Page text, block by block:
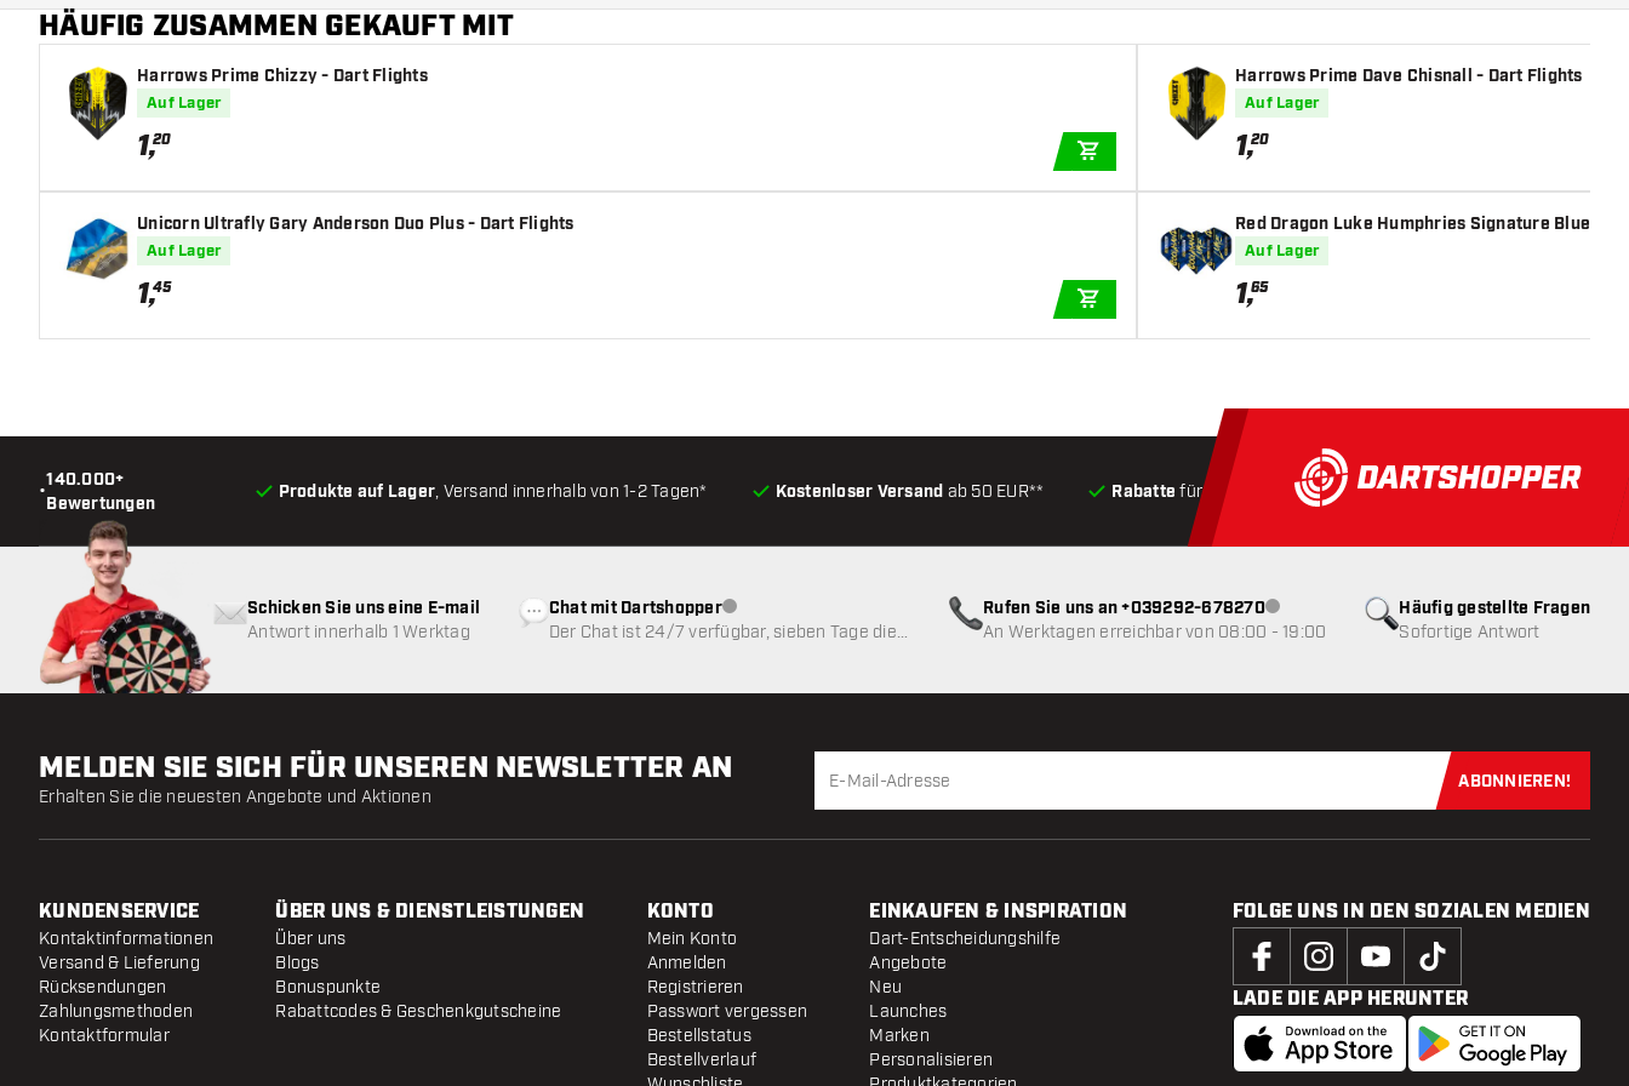
HÄUFIG ZUSAMMEN GEKAUFT MIT
Harrows Prime Chizzy - Dart Flights
Auf Lager
1,20
IN DEN WARENKORB
Unicorn Ultrafly Gary Anderson Duo Plus - Dart Flights
Auf Lager
1,45
IN DEN WARENKORB
Harrows Prime Dave Chisnall - Dart Flights
Auf Lager
1,20
Red Dragon Luke Humphries Signature Blue
Auf Lager
1,65
•
140.000+
Bewertungen
Produkte auf Lager, Versand innerhalb von 1-2 Tagen* Kostenloser Versand ab 50 EUR** Rabatte für Kunden Produkte auf Lager, Versand
Häufig gestellte Fragen
Sofortige Antwort
Schicken Sie uns eine E-mail
Antwort innerhalb 1 Werktag
Chat mit DartshopperKundenservice nicht verfügbar
Der Chat ist 24/7 verfügbar, sieben Tage die
Rufen Sie uns an +039292-678270Kundenservice nicht verfügbar
An Werktagen erreichbar von 08:00 - 19:00
MELDEN SIE SICH FÜR UNSEREN NEWSLETTER AN
Erhalten Sie die neuesten Angebote und Aktionen
Jetzt für
ABONNIEREN!
KUNDENSERVICE
Kontaktinformationen
Versand & Lieferung
Rücksendungen
Zahlungsmethoden
Kontaktformular
ÜBER UNS & DIENSTLEISTUNGEN
Über uns
Blogs
Bonuspunkte
Rabattcodes & Geschenkgutscheine
KONTO
Mein Konto
Anmelden
Registrieren
Passwort vergessen
Bestellstatus
Bestellverlauf
EINKAUFEN & INSPIRATION
Dart-Entscheidungshilfe
Angebote
Neu
Launches
Marken
Personalisieren
FOLGE UNS IN DEN SOZIALEN MEDIEN
LADE DIE APP HERUNTER